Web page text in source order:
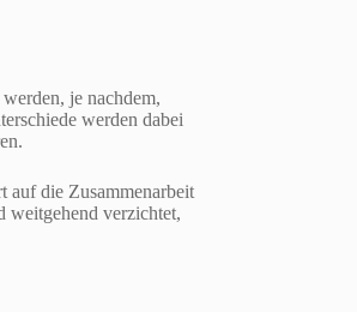
je nachdem,
werden dabei
auf die Zusammenarbeit
weitgehend verzichtet,